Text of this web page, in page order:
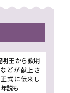
王から欽明
どが献上さ
説も